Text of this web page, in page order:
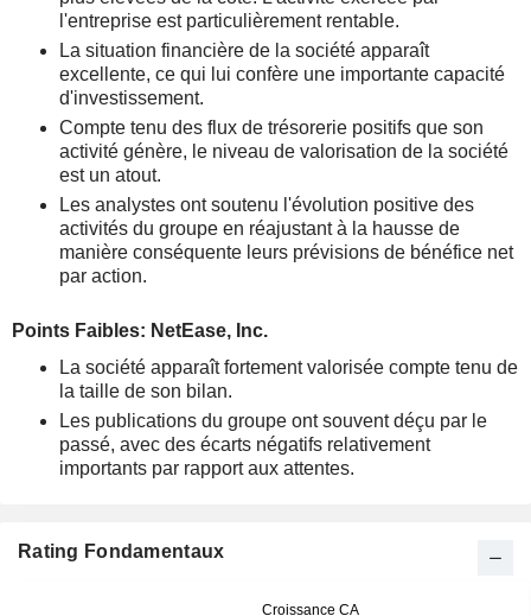
l'entreprise est particulièrement rentable.
La situation financière de la société apparaît
excellente, ce qui lui confère une importante capacité
d'investissement.
Compte tenu des flux de trésorerie positifs que son
activité génère, le niveau de valorisation de la société
est un atout.
Les analystes ont soutenu l'évolution positive des
activités du groupe en réajustant à la hausse de
manière conséquente leurs prévisions de bénéfice net
par action.
Points Faibles: NetEase, Inc.
La société apparaît fortement valorisée compte tenu de
la taille de son bilan.
Les publications du groupe ont souvent déçu par le
passé, avec des écarts négatifs relativement
importants par rapport aux attentes.
Rating Fondamentaux